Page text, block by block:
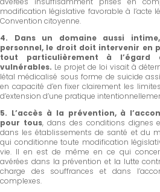
modification législative favorable à l’acte
Convention citoyenne.
4. Dans un domaine aussi
personnel, le droit doit intervenir en
tout particulièrement à l’égard
vulnérables. Le projet de loi visait à
létal médicalisé sous forme de suicide
en capacité d’en fixer clairement les
d’extension d’une pratique
5. L’accès à la prévention, à
pour tous, dans des conditions dignes
dans les établissements de santé et du
qui conditionne toute modification
vie. Il en est de même en ce qui
avérées dans la prévention et la lutte
charge des souffrances et dans
complexes.